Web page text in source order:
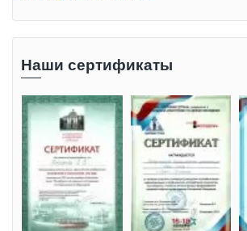
Наши сертификаты